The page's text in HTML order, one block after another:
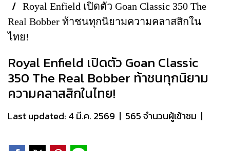
Royal Enfield เปิดตัว Goan Classic 350 The
Real Bobber ท้าชนทุกนิยามความคลาสสิกใน
ไทย!
Royal Enfield เปิดตัว Goan Classic
350 The Real Bobber ท้าชนทุกนิยาม
ความคลาสสิกในไทย!
Last updated: 4 มี.ค. 2569 | 565 จำนวนผู้เข้าชม |